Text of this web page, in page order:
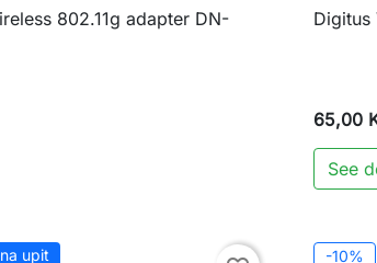
Brzi pregled
802.11g adapter DN-
Digitus
65,00
See
upit -10%